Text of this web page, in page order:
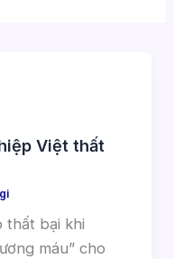
Việt thất
thất bại khi
máu” cho